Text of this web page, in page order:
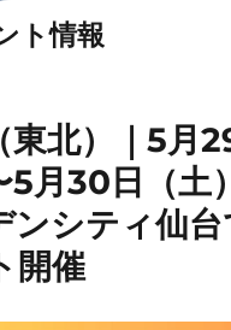
ト情報
東北）｜5月
5月30日（土
ンシティ仙
開催